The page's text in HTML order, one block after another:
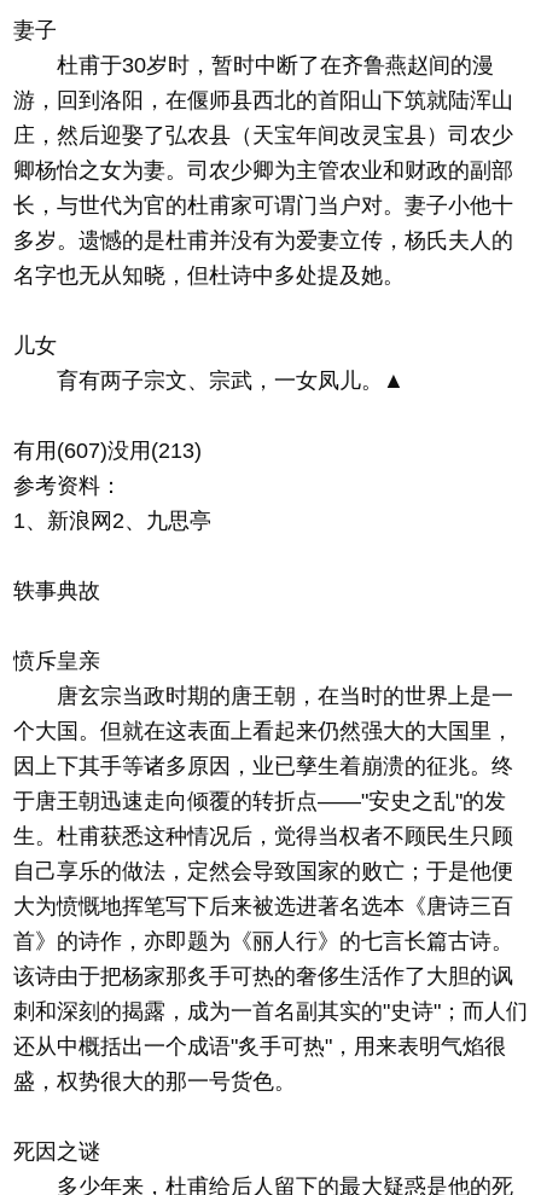
妻子
杜甫于30岁时，暂时中断了在齐鲁燕赵间的漫
游，回到洛阳，在偃师县西北的首阳山下筑就陆浑山
庄，然后迎娶了弘农县（天宝年间改灵宝县）司农少
卿杨怡之女为妻。司农少卿为主管农业和财政的副部
长，与世代为官的杜甫家可谓门当户对。妻子小他十
多岁。遗憾的是杜甫并没有为爱妻立传，杨氏夫人的
名字也无从知晓，但杜诗中多处提及她。
儿女
育有两子宗文、宗武，一女凤儿。▲
有用(607)没用(213)
参考资料：
1、新浪网2、九思亭
轶事典故
愤斥皇亲
唐玄宗当政时期的唐王朝，在当时的世界上是一
个大国。但就在这表面上看起来仍然强大的大国里，
因上下其手等诸多原因，业已孳生着崩溃的征兆。终
于唐王朝迅速走向倾覆的转折点——"安史之乱"的发
生。杜甫获悉这种情况后，觉得当权者不顾民生只顾
自己享乐的做法，定然会导致国家的败亡；于是他便
大为愤慨地挥笔写下后来被选进著名选本《唐诗三百
首》的诗作，亦即题为《丽人行》的七言长篇古诗。
该诗由于把杨家那炙手可热的奢侈生活作了大胆的讽
刺和深刻的揭露，成为一首名副其实的"史诗"；而人们
还从中概括出一个成语"炙手可热"，用来表明气焰很
盛，权势很大的那一号货色。
死因之谜
多少年来，杜甫给后人留下的最大疑惑是他的死